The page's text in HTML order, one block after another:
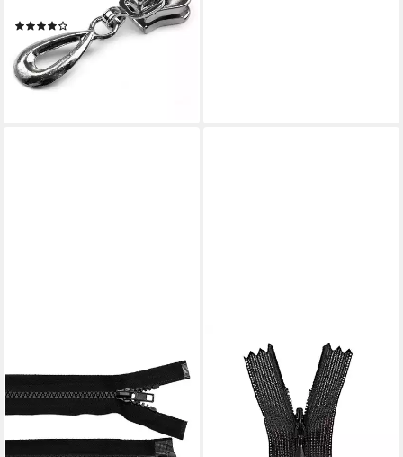
Tropfenform, anthrazit
3,91 €
(0,39 €/ 1 Stk)
lieferbar - in 3-4 Werktagen bei dir
MADDMA
Reißverschluss 1
Reißverschluss spiral
verdeckt, 40cm, unteilbar,
Naht verdeckt, 332 schwarz